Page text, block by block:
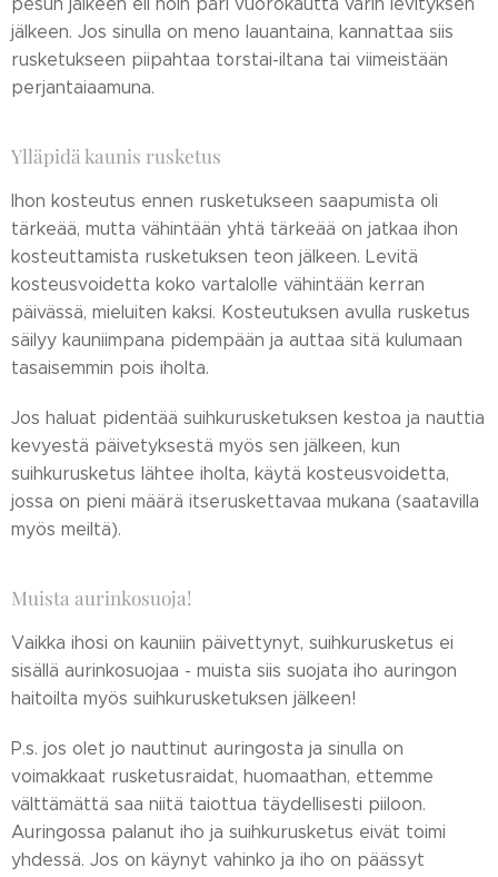
jälkeen. Jos sinulla on meno lauantaina, kannattaa siis
rusketukseen piipahtaa torstai-iltana tai viimeistään
perjantaiaamuna.
Ylläpidä kaunis rusketus
Ihon kosteutus ennen rusketukseen saapumista oli
tärkeää, mutta vähintään yhtä tärkeää on jatkaa ihon
kosteuttamista rusketuksen teon jälkeen. Levitä
kosteusvoidetta koko vartalolle vähintään kerran
päivässä, mieluiten kaksi. Kosteutuksen avulla rusketus
säilyy kauniimpana pidempään ja auttaa sitä kulumaan
tasaisemmin pois iholta.
Jos haluat pidentää suihkurusketuksen kestoa ja nauttia
kevyestä päivetyksestä myös sen jälkeen, kun
suihkurusketus lähtee iholta, käytä kosteusvoidetta,
jossa on pieni määrä itseruskettavaa mukana (saatavilla
myös meiltä).
Muista aurinkosuoja!
Vaikka ihosi on kauniin päivettynyt, suihkurusketus ei
sisällä aurinkosuojaa - muista siis suojata iho auringon
haitoilta myös suihkurusketuksen jälkeen!
P.s. jos olet jo nauttinut auringosta ja sinulla on
voimakkaat rusketusraidat, huomaathan, ettemme
välttämättä saa niitä taiottua täydellisesti piiloon.
Auringossa palanut iho ja suihkurusketus eivät toimi
yhdessä. Jos on käynyt vahinko ja iho on päässyt